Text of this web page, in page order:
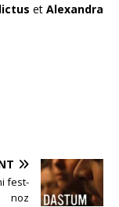
et Alexandra
fest-
noz